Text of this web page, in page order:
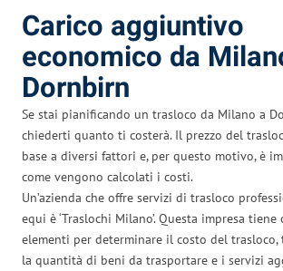
Carico aggiuntivo
economico da
Dornbirn
Se stai pianificando un trasloco da Milano a
chiederti quanto ti costerà. Il prezzo del
base a diversi fattori e, per questo motivo, è
come vengono calcolati i costi.
Un’azienda che offre servizi di trasloco
equi è ‘Traslochi Milano’. Questa impresa
elementi per determinare il costo del trasloco,
la quantità di beni da trasportare e i servizi